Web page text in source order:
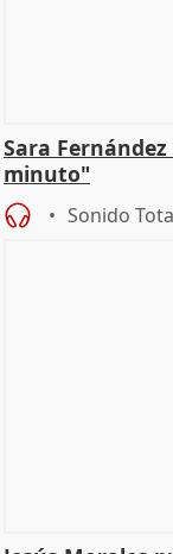
Sara
minuto"
Sonido